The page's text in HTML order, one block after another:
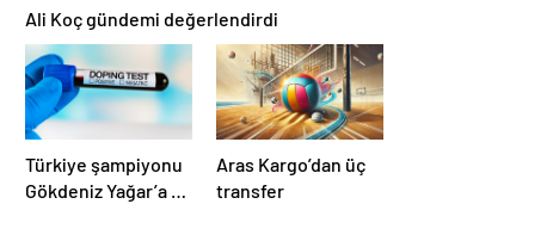
Ali Koç gündemi değerlendirdi
Türkiye şampiyonu
Gökdeniz Yağar’a 3
Aras Kargo’dan üç
transfer